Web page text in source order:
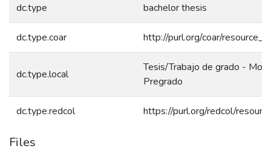
dc.type bachelor thesis
dc.type.coar http://purl.org/coar/
dc.type.local
Tesis/Trabajo de grado -
Pregrado
dc.type.redcol https://purl.org/redcol/
Files